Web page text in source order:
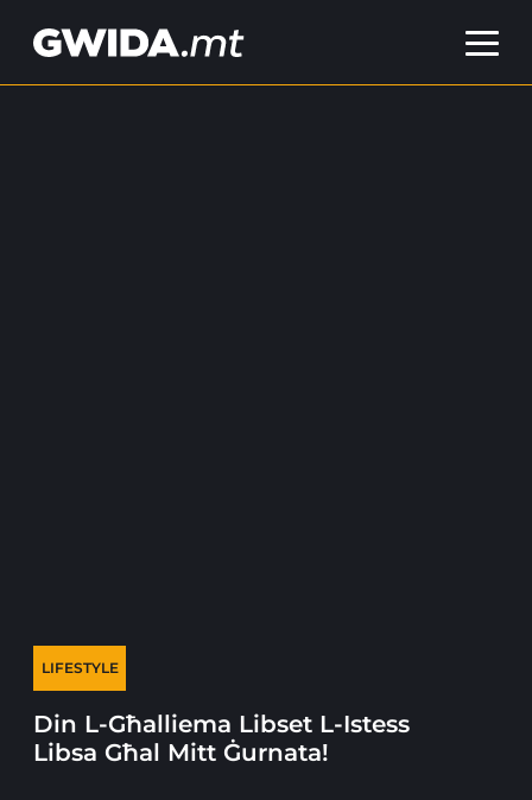
LIFESTYLE
Din L-Għalliema Libset L-Istess
Libsa Għal Mitt Ġurnata!